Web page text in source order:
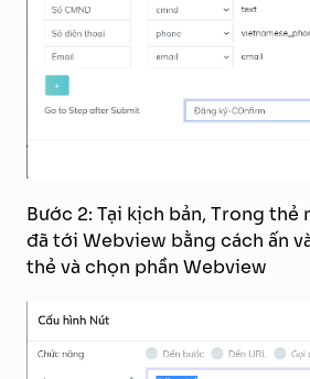
Bước 2: Tại kịch bản, Trong
đã tới Webview bằng cách ấn
thẻ và chọn phần Webview